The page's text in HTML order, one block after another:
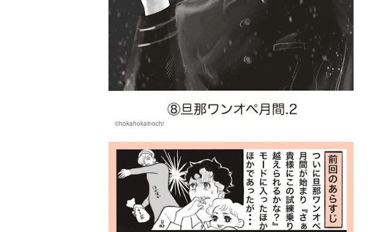
©hokahokainochi